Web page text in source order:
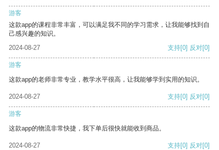
游客
这款app的课程非常丰富，可以满足我不同的学习需求，让我能够找到自
己感兴趣的知识。
2024-08-27
支持[0] 反对[0]
游客
这款app的老师非常专业，教学水平很高，让我能够学到实用的知识。
2024-08-27 支持[0] 反对[0]
游客
这款app的物流非常快捷，我下单后很快就能收到商品。
2024-08-27 支持[0] 反对[0]